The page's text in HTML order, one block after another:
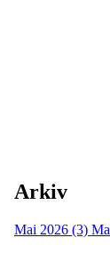
Arkiv
Mai 2026 (3)